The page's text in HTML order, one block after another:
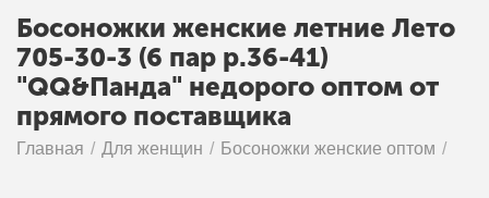
Босоножки женские летние Лето
705-30-3 (6 пар р.36-41)
"QQ&Панда" недорого оптом от
прямого поставщика
Главная / Для женщин / Босоножки женские оптом /